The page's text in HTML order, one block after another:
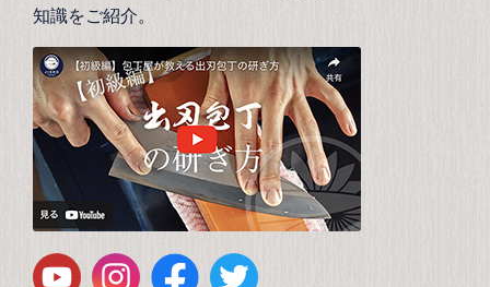
知識をご紹介。